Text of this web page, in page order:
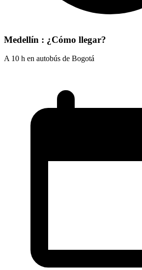
Medellín : ¿Cómo llegar?
A 10 h en autobús de Bogotá